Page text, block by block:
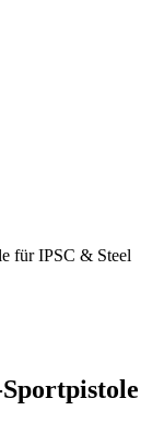
für IPSC & Steel